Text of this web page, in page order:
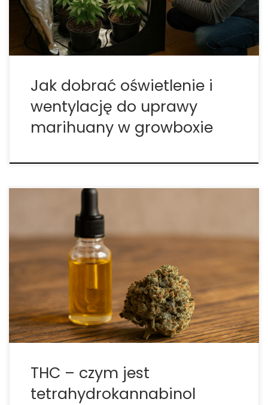
klimatyczne i dzięki temu prowadzić zrównoważoną,
ekologiczną uprawę nawet […]
Jak dobrać oświetlenie i
wentylację do uprawy
marihuany w growboxie
THC – czym jest tetrahydrokannabinol i jak wpływa
na ludzki organizm? THC to skrót od delta-9-
tetrahydrokannabinolu, czyli jednego z
najważniejszych związków chemicznych
występujących w konopiach. To właśnie ten
kannabinoid odpowiada za większość efektów
psychoaktywnych marihuany, ale jego działanie nie
kończy […]
THC – czym jest
tetrahydrokannabinol